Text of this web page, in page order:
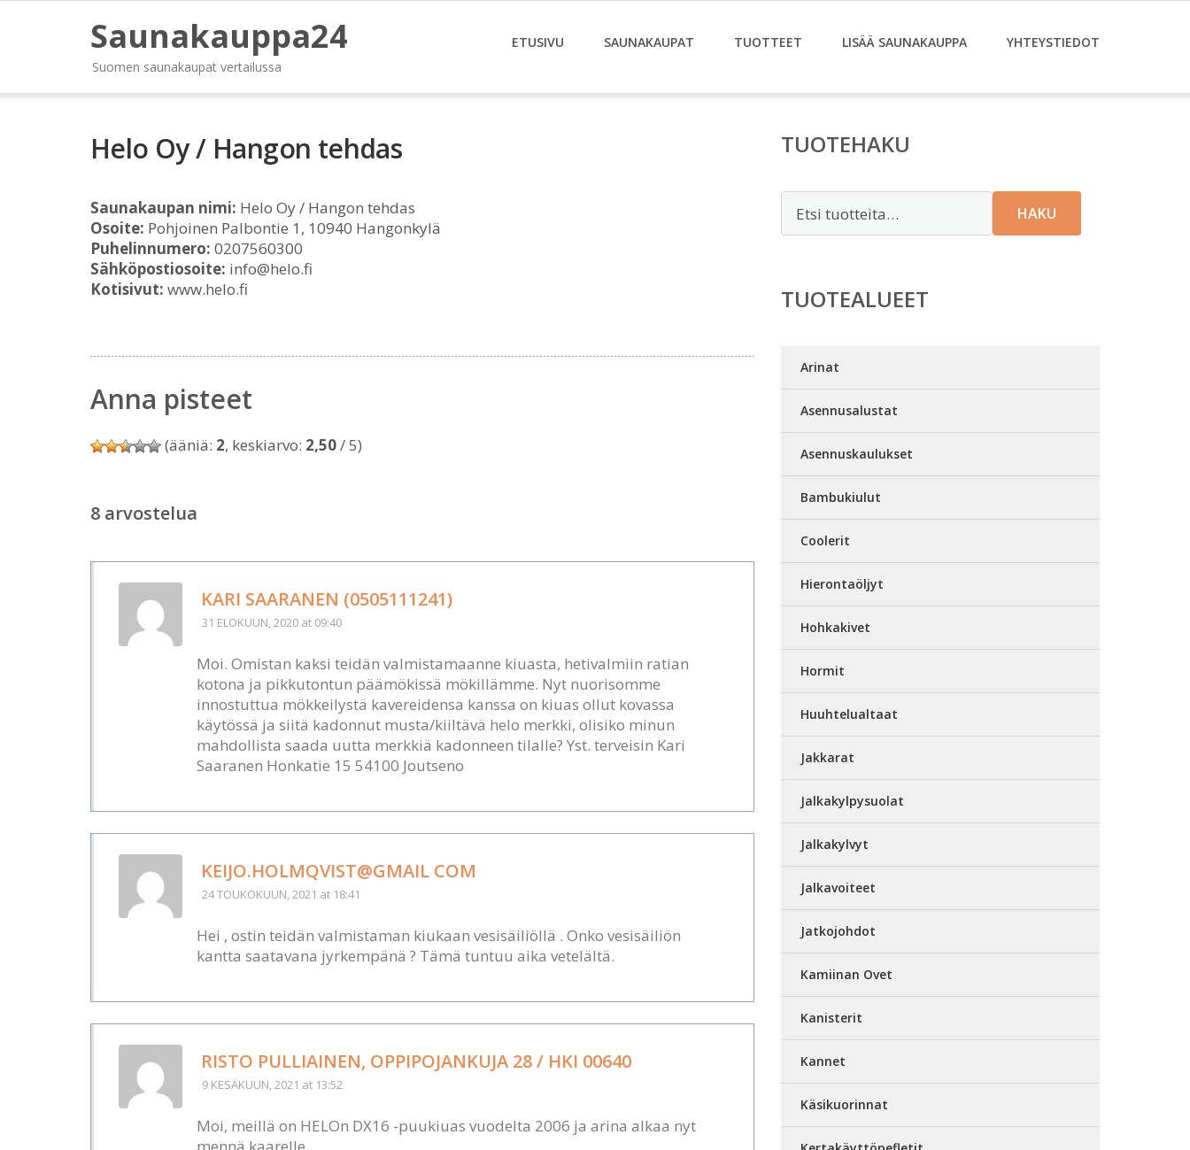
Saunakauppa24
Suomen saunakaupat vertailussa
ETUSIVU SAUNAKAUPAT TUOTTEET LISÄÄ SAUNAKAUPPA YHTEYSTIEDOT
Helo Oy / Hangon tehdas
Saunakaupan nimi: Helo Oy / Hangon tehdas
Osoite: Pohjoinen Palbontie 1, 10940 Hangonkylä
Puhelinnumero: 0207560300
Sähköpostiosoite: info@helo.fi
Kotisivut: www.helo.fi
Anna pisteet
(ääniä: 2, keskiarvo: 2,50/ 5)
8 arvostelua
KARI SAARANEN (0505111241)
31 ELOKUUN, 2020 at 09:40
Moi. Omistan kaksi teidän valmistamaanne kiuasta, hetivalmiin ratian
kotona ja pikkutontun päämökissä mökillämme. Nyt nuorisomme
innostuttua mökkeilystä kavereidensa kanssa on kiuas ollut kovassa
käytössä ja siitä kadonnut musta/kiiltävä helo merkki, olisiko minun
mahdollista saada uutta merkkiä kadonneen tilalle? Yst. terveisin Kari
Saaranen Honkatie 15 54100 Joutseno
KEIJO.HOLMQVIST@GMAIL COM
24 TOUKOKUUN, 2021 at 18:41
Hei , ostin teidän valmistaman kiukaan vesisäiliöllä . Onko vesisäiliön
kantta saatavana jyrkempänä ? Tämä tuntuu aika vetelältä.
RISTO PULLIAINEN, OPPIPOJANKUJA 28 / HKI 00640
9 KESÄKUUN, 2021 at 13:52
Moi, meillä on HELOn DX16 -puukiuas vuodelta 2006 ja arina alkaa nyt
TUOTEHAKU
HAKU
TUOTEALUEET
Arinat
Asennusalustat
Asennuskaulukset
Bambukiulut
Coolerit
Hierontaöljyt
Hohkakivet
Hormit
Huuhtelualtaat
Jakkarat
Jalkakylpysuolat
Jalkakylvyt
Jalkavoiteet
Jatkojohdot
Kamiinan Ovet
Kanisterit
Kannet
Käsikuorinnat